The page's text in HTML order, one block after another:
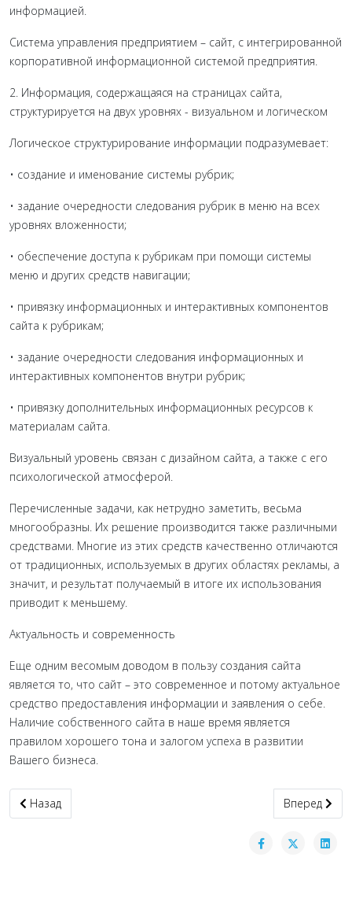
информацией.
Система управления предприятием – сайт, с интегрированной
корпоративной информационной системой предприятия.
2. Информация, содержащаяся на страницах сайта,
структурируется на двух уровнях - визуальном и логическом
Логическое структурирование информации подразумевает:
• создание и именование системы рубрик;
• задание очередности следования рубрик в меню на всех
уровнях вложенности;
• обеспечение доступа к рубрикам при помощи системы
меню и других средств навигации;
• привязку информационных и интерактивных компонентов
сайта к рубрикам;
• задание очередности следования информационных и
интерактивных компонентов внутри рубрик;
• привязку дополнительных информационных ресурсов к
материалам сайта.
Визуальный уровень связан с дизайном сайта, а также с его
психологической атмосферой.
Перечисленные задачи, как нетрудно заметить, весьма
многообразны. Их решение производится также различными
средствами. Многие из этих средств качественно отличаются
от традиционных, используемых в других областях рекламы, а
значит, и результат получаемый в итоге их использования
приводит к меньшему.
Актуальность и современность
Еще одним весомым доводом в пользу создания сайта
является то, что сайт – это современное и потому актуальное
средство предоставления информации и заявления о себе.
Наличие собственного сайта в наше время является
правилом хорошего тона и залогом успеха в развитии
Вашего бизнеса.
Предыдущий: Создание корпоративных сайтов
Назад Следующий:
Вперед